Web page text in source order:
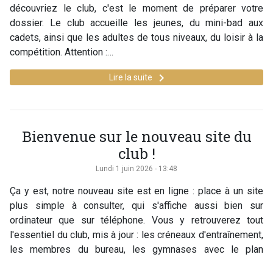
découvriez le club, c'est le moment de préparer votre
dossier. Le club accueille les jeunes, du mini-bad aux
cadets, ainsi que les adultes de tous niveaux, du loisir à la
compétition. Attention :…
Lire la suite keyboard_arrow_right
Bienvenue sur le nouveau site du
club !
Lundi 1 juin 2026 - 13:48
Ça y est, notre nouveau site est en ligne : place à un site
plus simple à consulter, qui s'affiche aussi bien sur
ordinateur que sur téléphone. Vous y retrouverez tout
l'essentiel du club, mis à jour : les créneaux d'entraînement,
les membres du bureau, les gymnases avec le plan